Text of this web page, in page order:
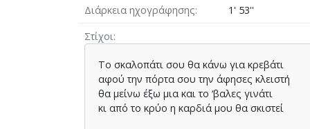
Διάρκεια ηχογράφησης
1' 53''
Στίχοι
Το σκαλοπάτι σου θα κάνω για κρεβάτι
αφού την πόρτα σου την άφησες κλειστή
θα μείνω έξω μια και το ‘βαλες γινάτι
κι από το κρύο η καρδιά μου θα σκιστεί